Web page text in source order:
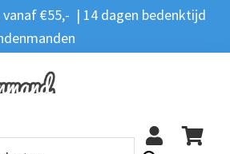
€55,- | 14 dagen bedenktijd